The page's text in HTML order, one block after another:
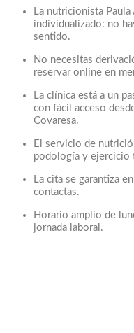
La nutricionista
individualizado: no
sentido.
No necesitas
reservar online en
La clínica está a un
con fácil acceso
Covaresa.
El servicio de
podología y ejercicio
La cita se garantiza
contactas.
Horario amplio de
jornada laboral.